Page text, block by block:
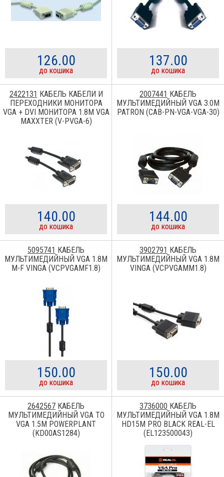
126.00
до кошика
137.00
до кошика
2422131 КАБЕЛЬ КАБЕЛИ И
ПЕРЕХОДНИКИ МОНИТОРА
VGA + DVI МОНИТОРА 1.8М VGA
MAXXTER (V-PVGA-6)
140.00
до кошика
2007441 КАБЕЛЬ
МУЛЬТИМЕДИЙНЫЙ VGA 3.0M
PATRON (CAB-PN-VGA-VGA-30)
144.00
до кошика
5095741 КАБЕЛЬ
МУЛЬТИМЕДИЙНЫЙ VGA 1.8M
M-F VINGA (VCPVGAMF1.8)
150.00
до кошика
3902791 КАБЕЛЬ
МУЛЬТИМЕДИЙНЫЙ VGA 1.8M
VINGA (VCPVGAMM1.8)
150.00
до кошика
2642567 КАБЕЛЬ
МУЛЬТИМЕДИЙНЫЙ VGA TO
VGA 1.5M POWERPLANT
(KD00AS1284)
3736000 КАБЕЛЬ
МУЛЬТИМЕДИЙНЫЙ VGA 1.8M
HD15M PRO BLACK REAL-EL
(EL123500043)